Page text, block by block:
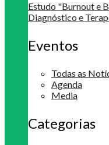
Estudo "Burnout e
Diagnóstico e
Eventos
Todas as
Agenda
Media
Categorias